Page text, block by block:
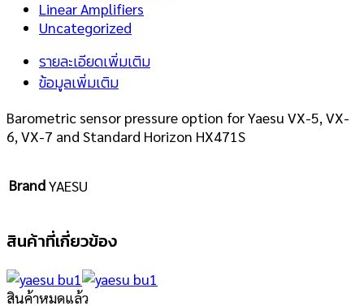
Linear Amplifiers
Uncategorized
รายละเอียดเพิ่มเติม
ข้อมูลเพิ่มเติม
Barometric sensor pressure option for Yaesu VX-5, VX-
6, VX-7 and Standard Horizon HX471S
BrandYAESU
สินค้าที่เกี่ยวข้อง
สินค้าหมดแล้ว